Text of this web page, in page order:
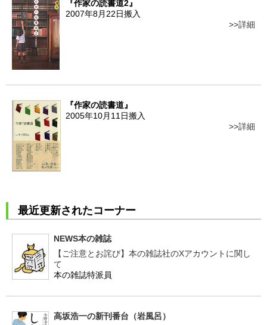
『作家の読書道2』
2007年8月22日搬入
詳細
『作家の読書道』
2005年10月11日搬入
詳細
最近更新されたコーナー
NEWS本の雑誌
【ご注意とお詫び】本の雑誌社のXアカウントに関し
て
本の雑誌特派員
高坂浩一の新刊番台（岩風呂）